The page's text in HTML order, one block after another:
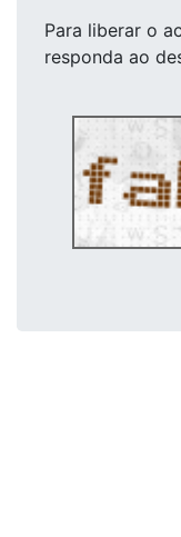
Para liberar o
responda ao